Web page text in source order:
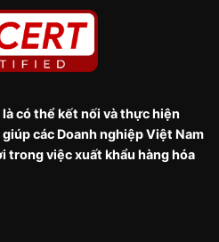
là có thể kết nối và thực hiện
các Doanh nghiệp Việt Nam
trong việc xuất khẩu hàng hóa